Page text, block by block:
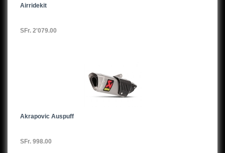
Airridekit
SFr. 2'079.00
Akrapovic Auspuff
SFr. 998.00